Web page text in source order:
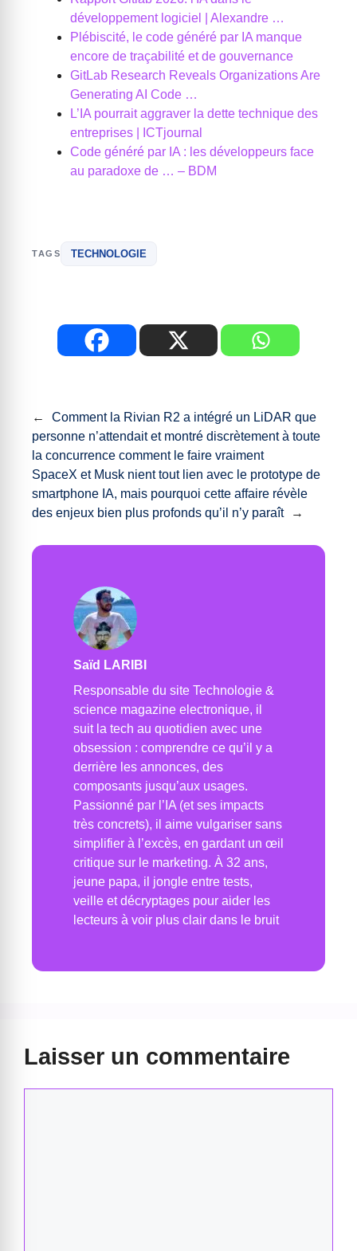
développement logiciel | Alexandre …
Plébiscité, le code généré par IA manque
encore de traçabilité et de gouvernance
GitLab Research Reveals Organizations Are
Generating AI Code …
L’IA pourrait aggraver la dette technique des
entreprises | ICTjournal
Code généré par IA : les développeurs face
au paradoxe de … – BDM
TAGS TECHNOLOGIE
←
Comment la Rivian R2 a intégré un LiDAR que
personne n’attendait et montré discrètement à toute
la concurrence comment le faire vraiment
SpaceX et Musk nient tout lien avec le prototype de
smartphone IA, mais pourquoi cette affaire révèle
des enjeux bien plus profonds qu’il n’y paraît
→
Saïd LARIBI
Responsable du site Technologie &
science magazine electronique, il
suit la tech au quotidien avec une
obsession : comprendre ce qu’il y a
derrière les annonces, des
composants jusqu’aux usages.
Passionné par l’IA (et ses impacts
très concrets), il aime vulgariser sans
simplifier à l’excès, en gardant un œil
critique sur le marketing. À 32 ans,
jeune papa, il jongle entre tests,
veille et décryptages pour aider les
lecteurs à voir plus clair dans le bruit
Laisser un commentaire